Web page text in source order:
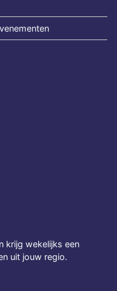
krijg wekelijks een
uit jouw regio.